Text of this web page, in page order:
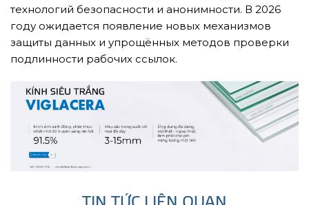
технологий безопасности и анонимности. В 2026
году ожидается появление новых механизмов
защиты данных и упрощённых методов проверки
подлинности рабочих ссылок.